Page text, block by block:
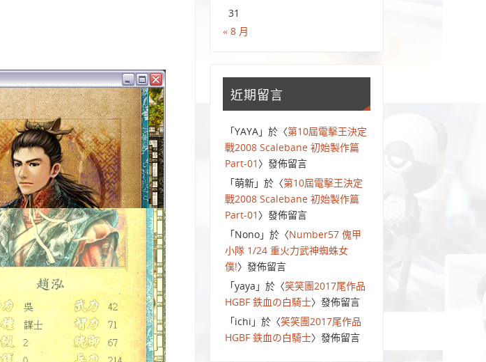
31
« 8 月
近期留言
「YAYA」於〈第10屆電擊王決定
戰2008 Scalebane 初始製作篇
Part-01 〉發佈留言
「萌新」於〈第10屆電擊王決定
戰2008 Scalebane 初始製作篇
Part-01 〉發佈留言
「Nono」於〈Number57 傀甲
小隊 1/24 重火力武神蜘蛛女
僕!〉發佈留言
「yaya 」於〈笑笑團2017尾作品
HGBF 鉄血の白騎士〉發佈留言
「ichi 」於〈笑笑團2017尾作品
HGBF 鉄血の白騎士〉發佈留言